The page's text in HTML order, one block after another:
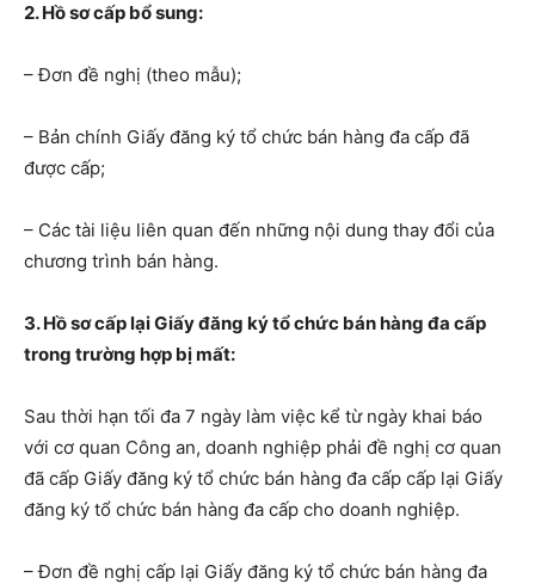
2. Hồ sơ cấp bổ sung:
– Đơn đề nghị (theo mẫu);
– Bản chính Giấy đăng ký tổ chức bán hàng đa cấp đã
được cấp;
– Các tài liệu liên quan đến những nội dung thay đổi của
chương trình bán hàng.
3. Hồ sơ cấp lại Giấy đăng ký tổ chức bán hàng đa cấp
trong trường hợp bị mất:
Sau thời hạn tối đa 7 ngày làm việc kể từ ngày khai báo
với cơ quan Công an, doanh nghiệp phải đề nghị cơ quan
đã cấp Giấy đăng ký tổ chức bán hàng đa cấp cấp lại Giấy
đăng ký tổ chức bán hàng đa cấp cho doanh nghiệp.
– Đơn đề nghị cấp lại Giấy đăng ký tổ chức bán hàng đa